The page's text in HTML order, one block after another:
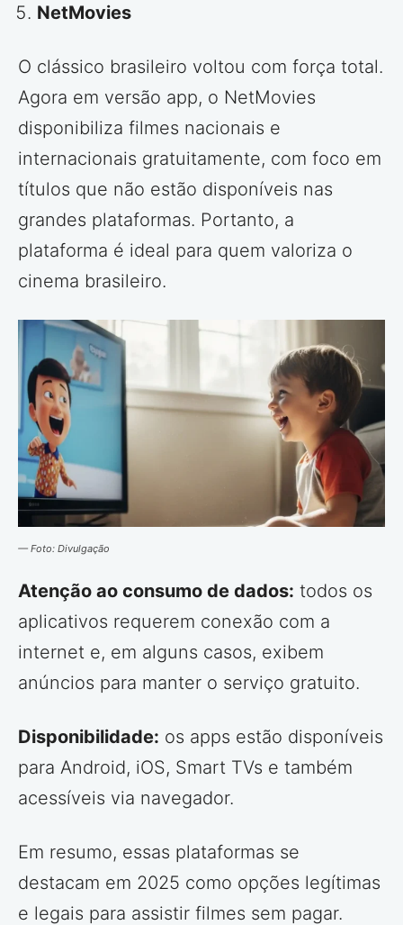
NetMovies
O clássico brasileiro voltou com força total.
Agora em versão app, o NetMovies
disponibiliza filmes nacionais e
internacionais gratuitamente, com foco em
títulos que não estão disponíveis nas
grandes plataformas. Portanto, a
plataforma é ideal para quem valoriza o
cinema brasileiro.
— Foto: Divulgação
Atenção ao consumo de dados: todos os
aplicativos requerem conexão com a
internet e, em alguns casos, exibem
anúncios para manter o serviço gratuito.
Disponibilidade: os apps estão disponíveis
para Android, iOS, Smart TVs e também
acessíveis via navegador.
Em resumo, essas plataformas se
destacam em 2025 como opções legítimas
e legais para assistir filmes sem pagar.